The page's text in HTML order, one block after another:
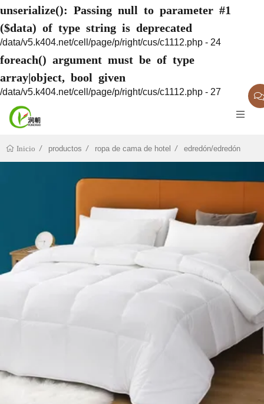
unserialize(): Passing null to parameter #1
($data) of type string is deprecated
/data/v5.k404.net/cell/page/p/right/cus/c1112.php - 24
foreach() argument must be of type
array|object, bool given
/data/v5.k404.net/cell/page/p/right/cus/c1112.php - 27
Inicio productos ropa de cama de hotel edredón/edredón